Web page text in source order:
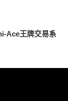
Ace王牌交易系